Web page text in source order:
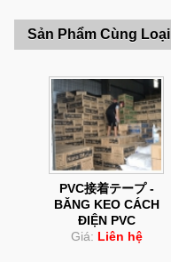
Sản Phẩm Cùng Loại
PVC接着テープ -
BĂNG KEO CÁCH
ĐIỆN PVC
Giá: Liên hệ